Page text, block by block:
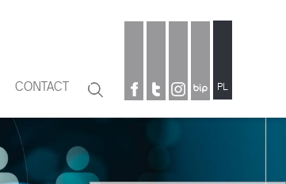
CONTACT
Search
form
Search PL